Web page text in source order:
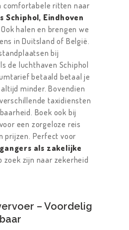
comfortabele ritten naar
Schiphol, Eindhoven
Ook halen en brengen we
in Duitsland of België.
bij
de luchthaven Schiphol
betaald betaal je
minder. Bovendien
taxidiensten
Boek ook bij
een zorgeloze reis
prijzen. Perfect voor
als zakelijke
zoek zijn naar zekerheid
– Voordelig